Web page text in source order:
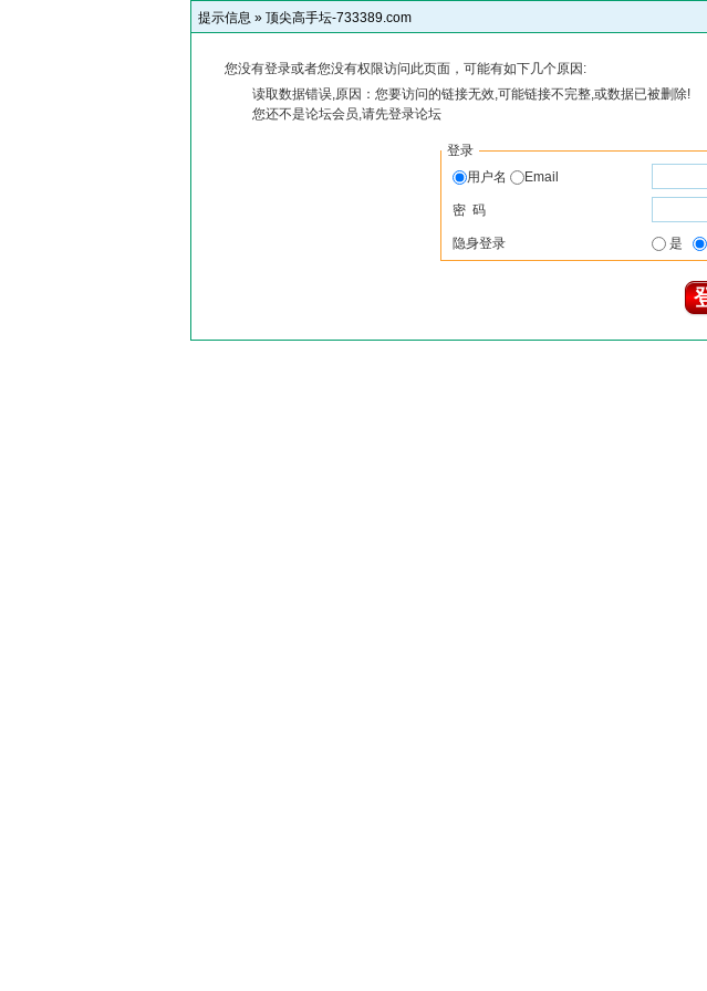
提示信息 » 顶尖高手坛-733389.com
您没有登录或者您没有权限访问此页面，可能有如下几个原因:
读取数据错误,原因：您要访问的链接无效,可能链接不完整,或数据已被删除!
您还不是论坛会员,请先登录论坛
登录
用户名
Email
密 码
隐身登录 是